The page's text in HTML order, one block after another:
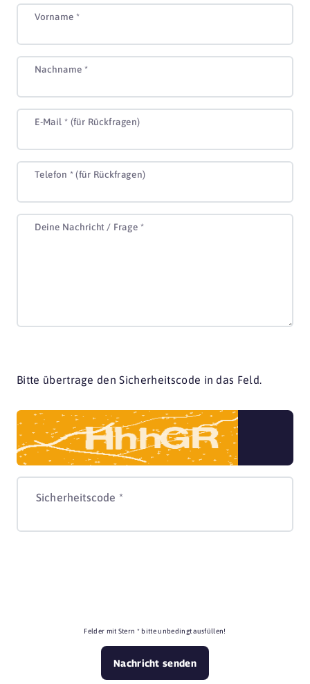
Vorname *
Nachname *
E-Mail * (für Rückfragen)
Telefon * (für Rückfragen)
Deine Nachricht / Frage *
Bitte übertrage den Sicherheitscode in das Feld.
Sicherheitscode *
Felder mit Stern * bitte unbedingt ausfüllen!
Nachricht senden